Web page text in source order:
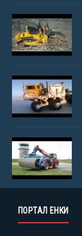
ПОРТАЛ ЕНКИ